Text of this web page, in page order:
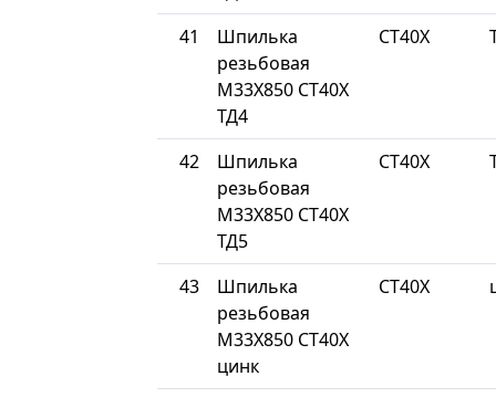
41
Шпилька
резьбовая
М33Х850 СТ40Х
ТД4
СТ40Х
42
Шпилька
резьбовая
М33Х850 СТ40Х
ТД5
СТ40Х
43
Шпилька
резьбовая
М33Х850 СТ40Х
цинк
СТ40Х